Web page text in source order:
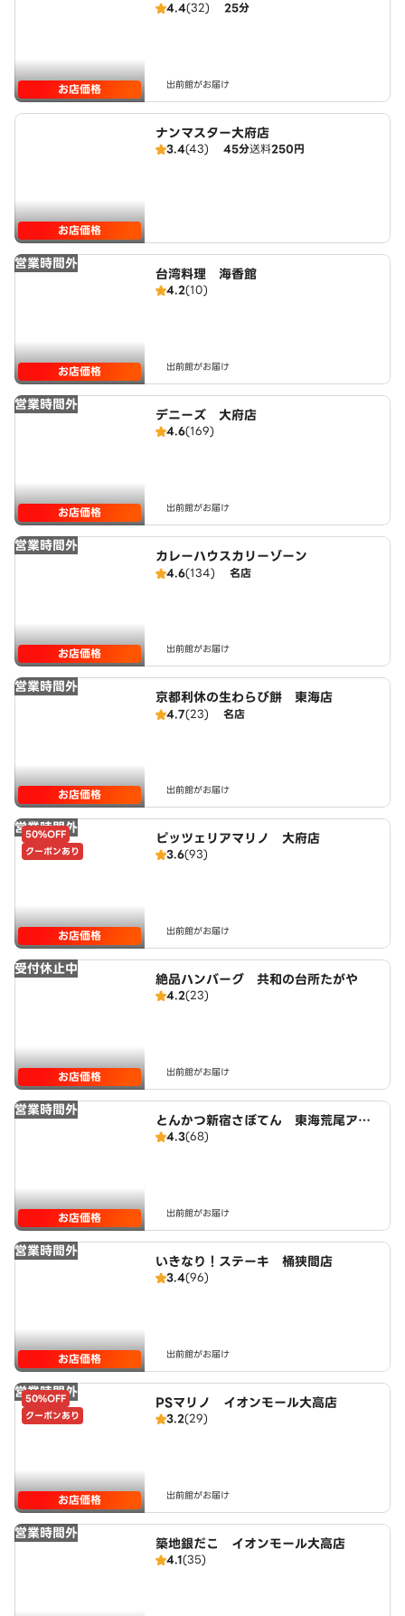
お店価格
4.4(32) 25分
出前館がお届け
お店価格
ナンマスター大府店
3.4(43) 45分送料250円
営業時間外
お店価格
台湾料理 海香館
4.2(10)
出前館がお届け
営業時間外
お店価格
デニーズ 大府店
4.6(169)
出前館がお届け
営業時間外
お店価格
カレーハウスカリーゾーン
4.6(134) 名店
出前館がお届け
営業時間外
お店価格
京都利休の生わらび餅 東海店
4.7(23) 名店
出前館がお届け
営業時間外
50%OFF
クーポンあり
お店価格
ピッツェリアマリノ 大府店
3.6(93)
出前館がお届け
受付休止中
お店価格
絶品ハンバーグ 共和の台所たがや
4.2(23)
出前館がお届け
営業時間外
お店価格
とんかつ新宿さぼてん 東海荒尾アピ
タ店
4.3(68)
出前館がお届け
営業時間外
お店価格
いきなり！ステーキ 桶狭間店
3.4(96)
出前館がお届け
営業時間外
50%OFF
クーポンあり
お店価格
PSマリノ イオンモール大高店
3.2(29)
出前館がお届け
営業時間外
築地銀だこ イオンモール大高店
4.1(35)